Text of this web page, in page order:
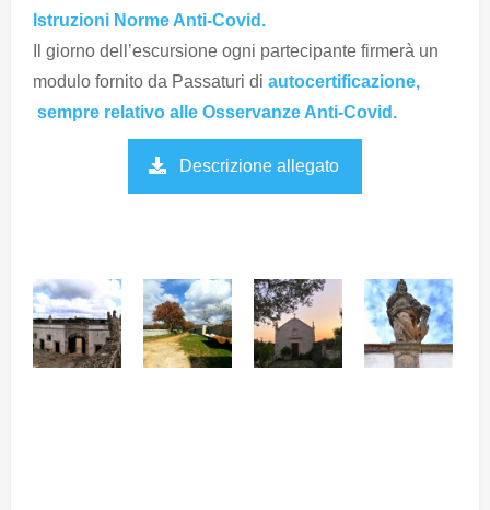
Istruzioni Norme Anti-Covid.
Il giorno dell’escursione ogni partecipante firmerà un
modulo fornito da Passaturi di autocertificazione,
sempre relativo alle Osservanze Anti-Covid.
Descrizione allegato